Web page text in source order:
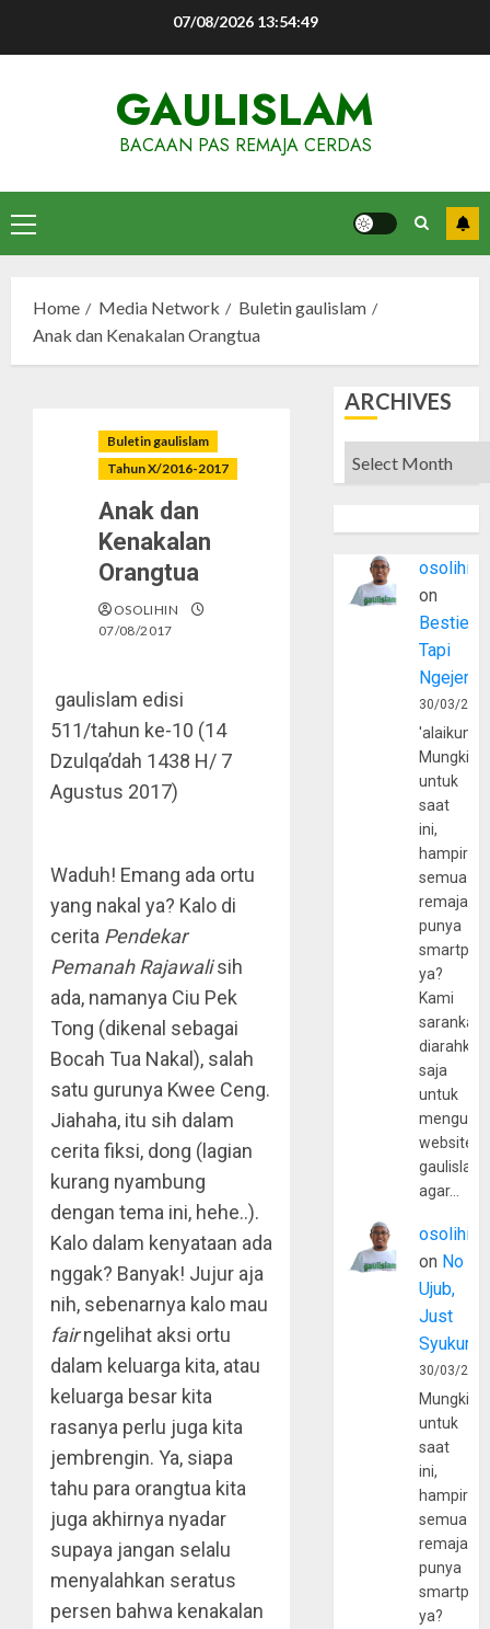
07/08/2026 13:54:50
GAULISLAM
BACAAN PAS REMAJA CERDAS
Primary
Menu
Home Media Network
Buletin gaulislam
Anak dan Kenakalan Orangtua
Buletin gaulislam
Tahun X/2016-2017
Anak dan
Kenakalan
Orangtua
OSOLIHIN
07/08/2017
gaulislam edisi
511/tahun ke-10 (14
Dzulqa’dah 1438 H/ 7
Agustus 2017)
Waduh! Emang ada ortu
yang nakal ya? Kalo di
cerita Pendekar
Pemanah Rajawalisih
ada, namanya Ciu Pek
Tong (dikenal sebagai
Bocah Tua Nakal), salah
satu gurunya Kwee Ceng.
Jiahaha, itu sih dalam
cerita fiksi, dong (lagian
kurang nyambung
dengan tema ini, hehe..).
Kalo dalam kenyataan ada
nggak? Banyak! Jujur aja
nih, sebenarnya kalo mau
fairngelihat aksi ortu
dalam keluarga kita, atau
keluarga besar kita
rasanya perlu juga kita
jembrengin. Ya, siapa
tahu para orangtua kita
juga akhirnya nyadar
supaya jangan selalu
menyalahkan seratus
persen bahwa kenakalan
ARCHIVES
Archives
osolihin
on
Bestie
Tapi
30/03/
Mungkin
untuk
saat
ini,
hampir
semua
remaja
punya
ya?
Kami
sarankan,
diarahkan
saja
untuk
website
agar…
osolihin
on No
Ujub,
Just
Syukur
30/03/
Mungkin
untuk
saat
ini,
hampir
semua
remaja
punya
ya?